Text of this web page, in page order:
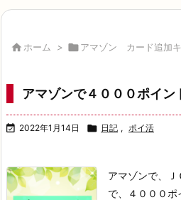
 ホーム > アマゾン カード追加
アマゾンで４０００ポイン
 2022年1月14日  日記 , ポイ活
アマゾンで、
で、
４０００ポ